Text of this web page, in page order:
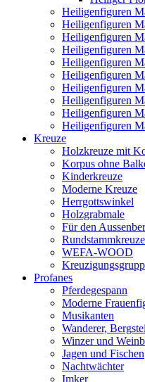
Heiligenfiguren
Heiligenfiguren
Heiligenfiguren
Heiligenfiguren
Heiligenfiguren
Heiligenfiguren
Heiligenfiguren
Heiligenfiguren
Heiligenfiguren
Heiligenfiguren
Kreuze
Holzkreuze mit
Korpus ohne
Kinderkreuze
Moderne Kreuze
Herrgottswinkel
Holzgrabmale
Für den
Rundstammkreuze
WEFA-WOOD
Profanes
Pferdegespann
Moderne
Musikanten
Wanderer,
Winzer und
Jagen und Fischen
Nachtwächter
Imker